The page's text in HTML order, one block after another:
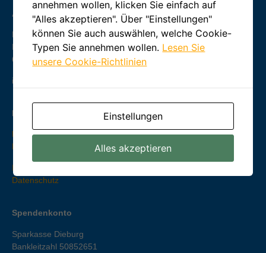
Adresse & Kontakt
NABU Münster-Hessen
Frankfurter Straße 44
64839Münster
info@nabu-muenster-hessen.de
Info & Service
NABU-TV
NABU-Shop
Impressum
Datenschutz
Spendenkonto
Sparkasse Dieburg
Bankleitzahl 50852651
annehmen wollen, klicken Sie einfach auf
"Alles akzeptieren". Über "Einstellungen"
können Sie auch auswählen, welche Cookie-
Typen Sie annehmen wollen. Lesen Sie
unsere Cookie-Richtlinien
Einstellungen
Alles akzeptieren